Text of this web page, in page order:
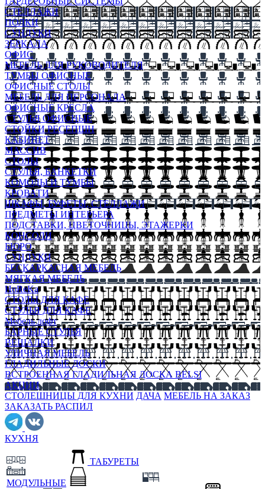
СТЕЛЛАЖИ
ПОЛКИ
СУНДУКИ
ЗЕРКАЛА
ОФИС
МЕБЕЛЬ ДЛЯ РУКОВОДИТЕЛЯ
ТУМБЫ ОФИСНЫЕ
ОФИСНЫЕ СТОЛЫ
МЕБЕЛЬ ДЛЯ ПЕРСОНАЛА
ОФИСНЫЕ КРЕСЛА
СТУЛЬЯ ОФИСНЫЕ
СТОЙКИ РЕСЕПШН
КАБИНЕТ
МАССИВ
СТОЛЫ
СТУЛЬЯ, БАНКЕТКИ
КОМОДЫ И ТУМБЫ
КРОВАТИ
ШКАФЫ, БУФЕТЫ, СТЕЛЛАЖИ
ПРЕДМЕТЫ ИНТЕРЬЕРА
ПОДСТАВКИ, ЦВЕТОЧНИЦЫ, ЭТАЖЕРКИ
КОНСОЛИ
БЮРО
СУНДУКИ
БЕСКАРКАСНАЯ МЕБЕЛЬ
МЯГКАЯ МЕБЕЛЬ
HoReKa
СТОЛЫ ДЛЯ КАФЕ
СТУЛЬЯ ДЛЯ КАФЕ
Мебель лофт
БАРНЫЕ СТУЛЬЯ
ВЕШАЛКИ
УЛИЧНАЯ МЕБЕЛЬ
ГЛАДИЛЬНЫЕ ДОСКИ
ВСТРОЕННАЯ ГЛАДИЛЬНАЯ ДОСКА BELSI
АКЦИИ
СТОЛЕШНИЦЫ ДЛЯ КУХНИ ДАЧА МЕБЕЛЬ НА ЗАКАЗ
ЗАКАЗАТЬ РАСПИЛ
КУХНЯ
МОДУЛЬНЫЕ
ТАБУРЕТЫ